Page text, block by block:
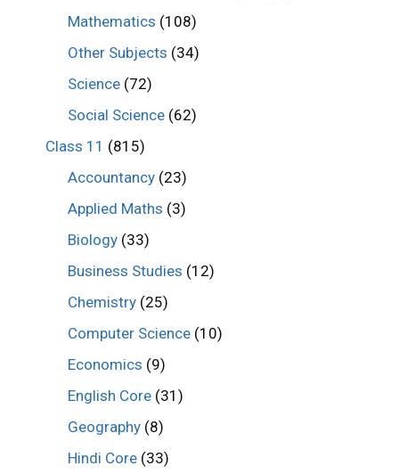
Mathematics (108)
Other Subjects (34)
Science (72)
Social Science (62)
Class 11 (815)
Accountancy (23)
Applied Maths (3)
Biology (33)
Business Studies (12)
Chemistry (25)
Computer Science (10)
Economics (9)
English Core (31)
Geography (8)
Hindi Core (33)